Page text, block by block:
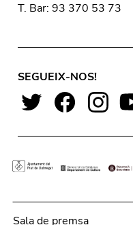
T. Bar: 93 370 53 73
SEGUEIX-NOS!
Sala de premsa